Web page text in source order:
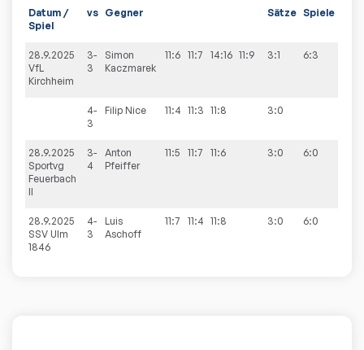
Datum /
Spiel
vs Gegner Sätze Spiele
28.9.2025
VfL
Kirchheim
3-
3
Simon
Kaczmarek
11:6 11:7 14:16 11:9 3:1 6:3
4-
3
Filip Nice 11:4 11:3 11:8 3:0
28.9.2025
Sportvg
Feuerbach
II
3-
4
Anton
Pfeiffer
11:5 11:7 11:6 3:0 6:0
28.9.2025
SSV Ulm
1846
4-
3
Luis
Aschoff
11:7 11:4 11:8 3:0 6:0